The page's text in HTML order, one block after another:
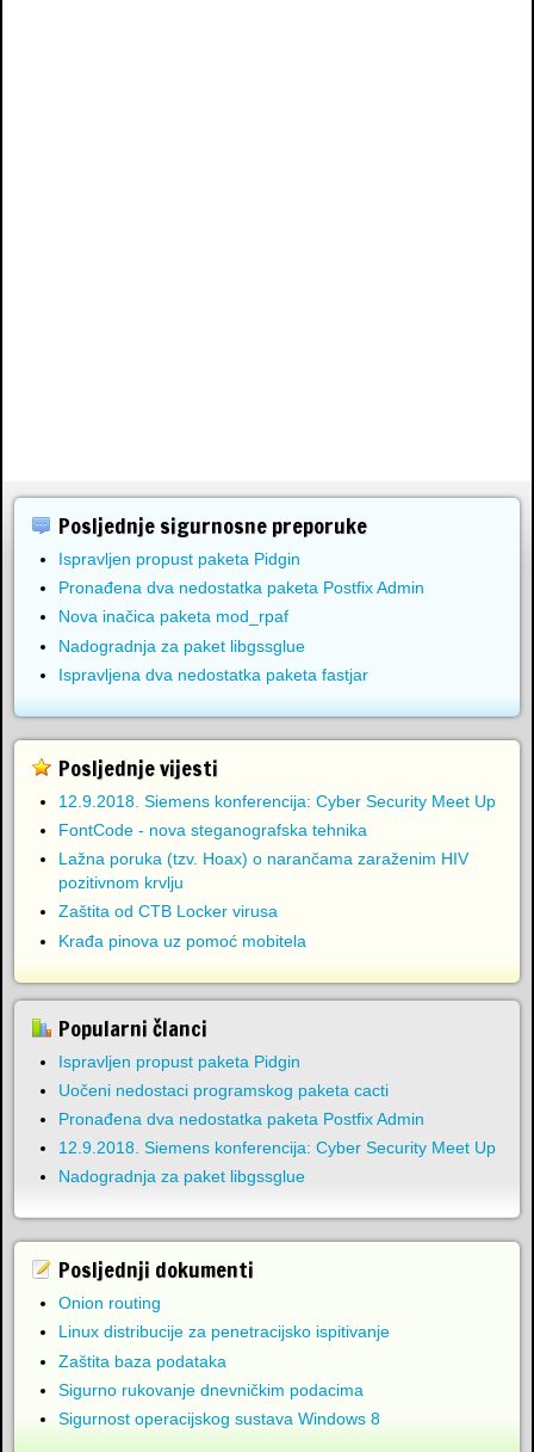
Posljednje sigurnosne preporuke
Ispravljen propust paketa Pidgin
Pronađena dva nedostatka paketa Postfix Admin
Nova inačica paketa mod_rpaf
Nadogradnja za paket libgssglue
Ispravljena dva nedostatka paketa fastjar
Posljednje vijesti
12.9.2018. Siemens konferencija: Cyber Security Meet Up
FontCode - nova steganografska tehnika
Lažna poruka (tzv. Hoax) o narančama zaraženim HIV
pozitivnom krvlju
Zaštita od CTB Locker virusa
Krađa pinova uz pomoć mobitela
Popularni članci
Ispravljen propust paketa Pidgin
Uočeni nedostaci programskog paketa cacti
Pronađena dva nedostatka paketa Postfix Admin
12.9.2018. Siemens konferencija: Cyber Security Meet Up
Nadogradnja za paket libgssglue
Posljednji dokumenti
Onion routing
Linux distribucije za penetracijsko ispitivanje
Zaštita baza podataka
Sigurno rukovanje dnevničkim podacima
Sigurnost operacijskog sustava Windows 8